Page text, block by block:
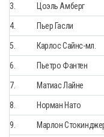
3. Цоэль Амберг
4. Пьер Гасли
5. Карлос Сайнс-мл.
6. Пьетро Фантен
7. Матиас Лайне
8. Норман Нато
9. Марлон